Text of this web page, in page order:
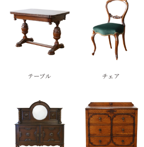
テーブル チェア